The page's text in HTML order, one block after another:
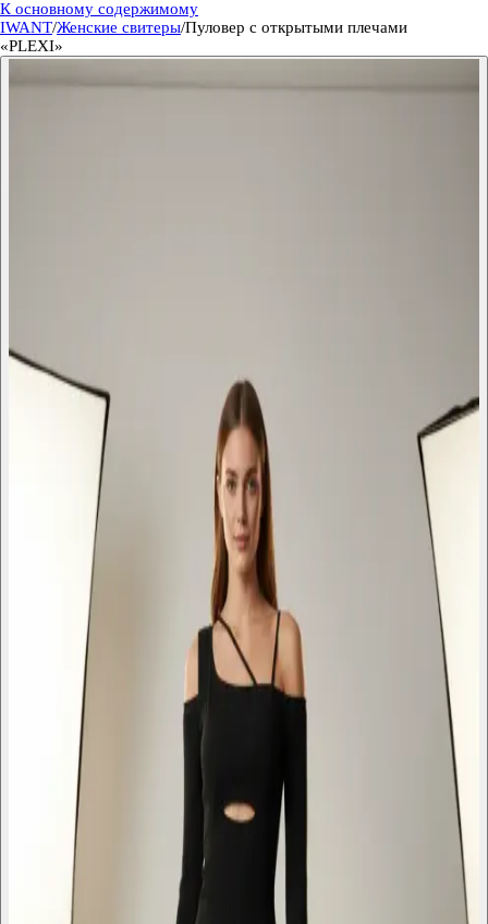
К основному содержимому
IWANT/Женские свитеры/Пуловер с открытыми плечами
«PLEXI»